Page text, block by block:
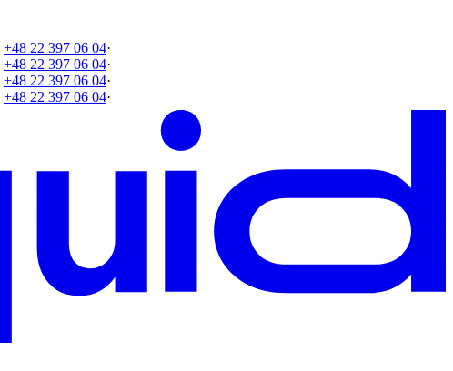
+48 22 397 06 04·
+48 22 397 06 04·
+48 22 397 06 04·
+48 22 397 06 04·